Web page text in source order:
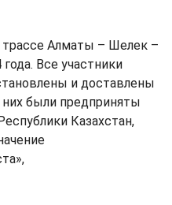
трассе Алматы – Шелек –
Все участники
и доставлены
были предприняты
Казахстан,